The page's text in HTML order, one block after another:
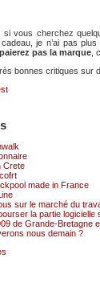
si vous cherchez
cadeau, je n’ai pas
pas la marque ,
bonnes critiques sur
Crete
made in France
sur le marché du
la partie logicielle
de Grande-Bretagne
nous demain ?